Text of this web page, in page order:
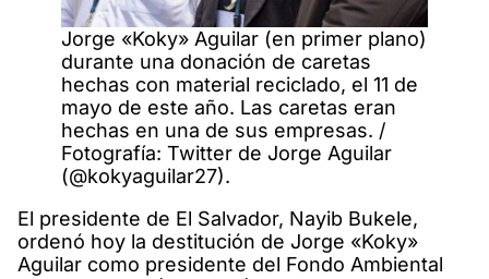
Jorge «Koky» Aguilar (en primer plano)
durante una donación de caretas
hechas con material reciclado, el 11 de
mayo de este año. Las caretas eran
hechas en una de sus empresas. /
Fotografía: Twitter de Jorge Aguilar
(@kokyaguilar27).
El presidente de El Salvador, Nayib Bukele,
ordenó hoy la destitución de Jorge «Koky»
Aguilar como presidente del Fondo Ambiental